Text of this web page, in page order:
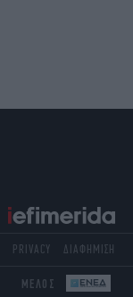
ΜΕΛΟΣ
PRIVACY ΔΙΑΦΗΜΙΣΗ